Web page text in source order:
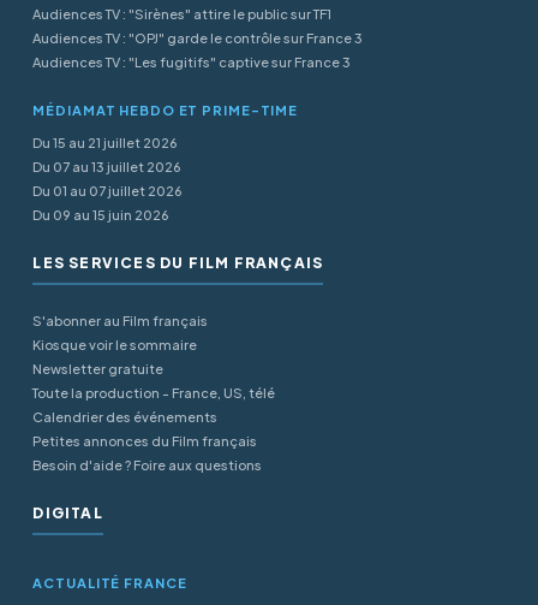
Audiences TV : "Sirènes" attire le public sur TF1
Audiences TV : "OPJ" garde le contrôle sur France 3
Audiences TV : "Les fugitifs" captive sur France 3
MÉDIAMAT HEBDO ET PRIME-TIME
Du 15 au 21 juillet 2026
Du 07 au 13 juillet 2026
Du 01 au 07 juillet 2026
Du 09 au 15 juin 2026
LES SERVICES DU FILM FRANÇAIS
S'abonner au Film français
Kiosque voir le sommaire
Newsletter gratuite
Toute la production - France, US, télé
Calendrier des événements
Petites annonces du Film français
Besoin d'aide ? Foire aux questions
DIGITAL
ACTUALITÉ FRANCE